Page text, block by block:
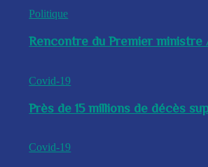
Politique
Rencontre du Premier ministre
Covid-19
Près de 15 millions de décès
Covid-19